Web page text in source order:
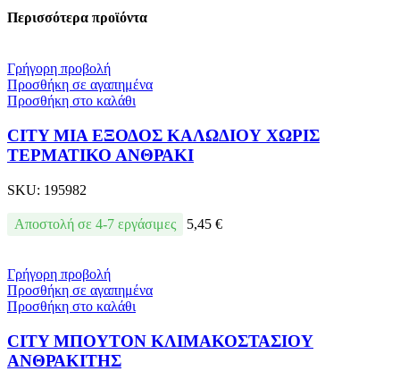
Περισσότερα προϊόντα
Γρήγορη προβολή
Προσθήκη σε αγαπημένα
Προσθήκη στο καλάθι
CITY ΜΙΑ ΕΞΟΔΟΣ ΚΑΛΩΔΙΟΥ ΧΩΡΙΣ
ΤΕΡΜΑΤΙΚΟ ΑΝΘΡΑΚΙ
SKU: 195982
Αποστολή σε 4-7 εργάσιμες 5,45 €
Γρήγορη προβολή
Προσθήκη σε αγαπημένα
Προσθήκη στο καλάθι
CITY ΜΠΟΥΤΟΝ ΚΛΙΜΑΚΟΣΤΑΣΙΟΥ
ΑΝΘΡΑΚΙΤΗΣ